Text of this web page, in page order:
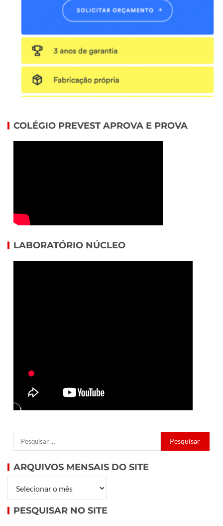
COLÉGIO PREVEST APROVA E PROVA
LABORATÓRIO NÚCLEO
ARQUIVOS MENSAIS DO SITE
PESQUISAR NO SITE